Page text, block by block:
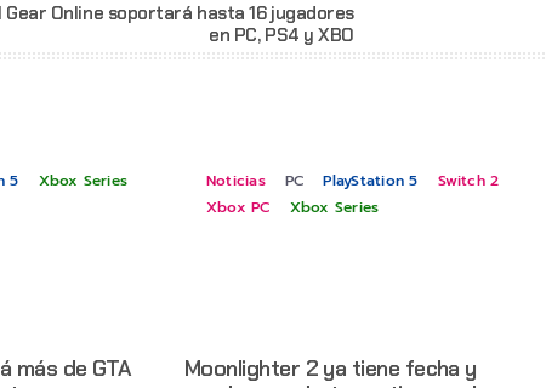
Gear Online soportará hasta 16 jugadores
en PC, PS4 y XBO
5 Xbox Series
más de GTA
Noticias PC PlayStation 5
Switch 2
Xbox PC
Xbox Series
Moonlighter 2 ya tiene fecha y